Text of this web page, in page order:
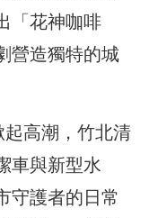
「花神咖啡
營造獨特的城
高潮，竹北清
車與新型水
守護者的日常